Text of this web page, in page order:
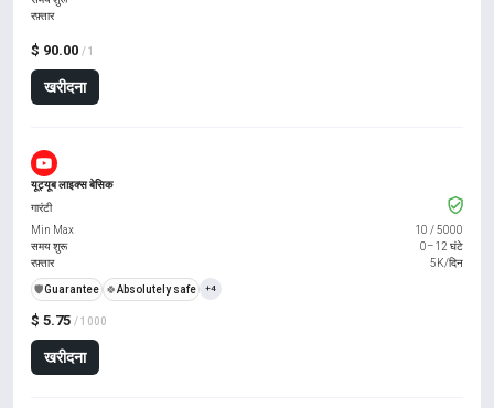
$ 90.00 / 1
खरीदना
रफ़्तार
यूट्यूब लाइक्स बेसिक
$ 5.75 / 1000
खरीदना
गारंटी
Min Max
10 /5000
समय शुरू
0–12 घंटे
रफ़्तार
5K/दिन
️🛡️Guarantee 🍀Absolutely safe +4